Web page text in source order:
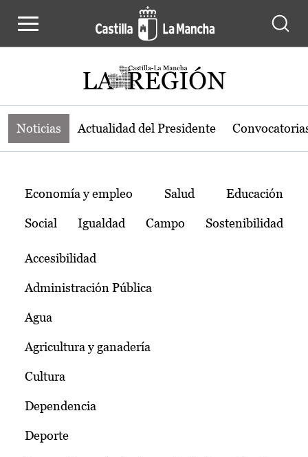
Noticias de la región de Castilla-La
Noticias Actualidad del Presidente
Temas
Economía y empleo Salud Educación
Social Igualdad Campo Sostenibilidad
Accesibilidad
Administración Pública
Agua
Agricultura y ganadería
Cultura
Dependencia
Deporte